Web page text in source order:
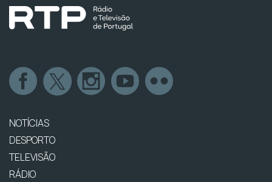
NOTÍCIAS
DESPORTO
TELEVISÃO
RÁDIO